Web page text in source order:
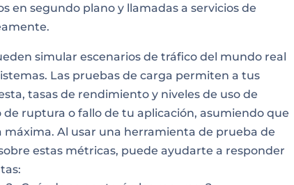
en segundo plano y llamadas a servicios de
simular escenarios de tráfico del mundo real
Las pruebas de carga permiten a tus
tasas de rendimiento y niveles de uso de
ruptura o fallo de tu aplicación, asumiendo que
Al usar una herramienta de prueba de
estas métricas, puede ayudarte a responder